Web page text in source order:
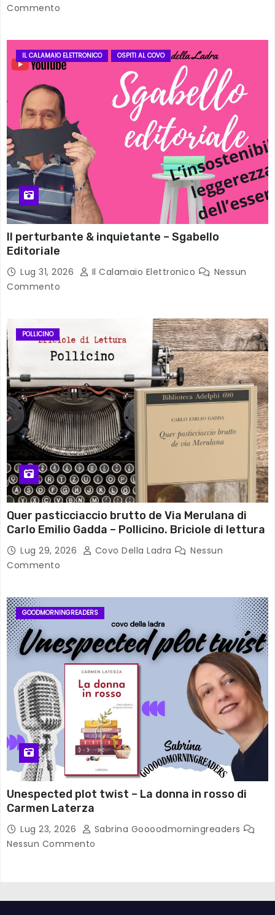
Commento
IL CALAMAIO ELETTRONICO OSPITI AL COVO
Il perturbante & inquietante – Sgabello
Editoriale
Lug 31, 2026 Il Calamaio Elettronico
Nessun
Commento
POLLICINO
Quer pasticciaccio brutto de Via Merulana di
Carlo Emilio Gadda – Pollicino. Briciole di lettura
Lug 29, 2026 Covo Della Ladra
Nessun
Commento
GOODMORNINGREADERS
Unespected plot twist – La donna in rosso di
Carmen Laterza
Lug 23, 2026
Sabrina Goooodmorningreaders
Nessun Commento